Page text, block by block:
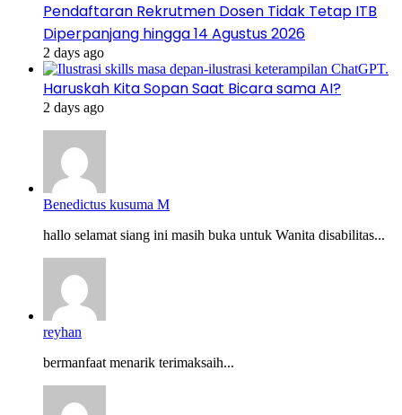
Pendaftaran Rekrutmen Dosen Tidak Tetap ITB
Diperpanjang hingga 14 Agustus 2026
2 days ago
Haruskah Kita Sopan Saat Bicara sama AI?
2 days ago
Benedictus kusuma M
hallo selamat siang ini masih buka untuk Wanita disabilitas...
reyhan
bermanfaat menarik terimaksaih...